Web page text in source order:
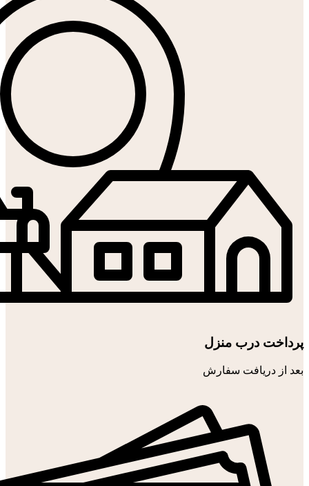
پرداخت درب منزل
بعد از دریافت سفارش